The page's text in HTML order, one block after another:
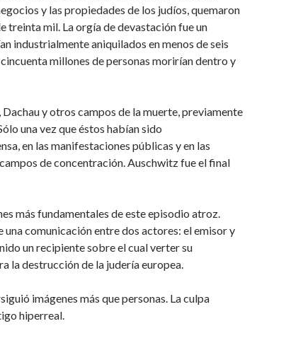
y las propiedades de los judíos, quemaron
treinta mil. La orgía de devastación fue un
industrialmente aniquilados en menos de seis
millones de personas morirían dentro y
y otros campos de la muerte, previamente
una vez que éstos habían sido
en las manifestaciones públicas y en las
de concentración. Auschwitz fue el final
más fundamentales de este episodio atroz.
una comunicación entre dos actores: el emisor y
un recipiente sobre el cual verter su
la destrucción de la judería europea.
imágenes más que personas. La culpa
hiperreal.